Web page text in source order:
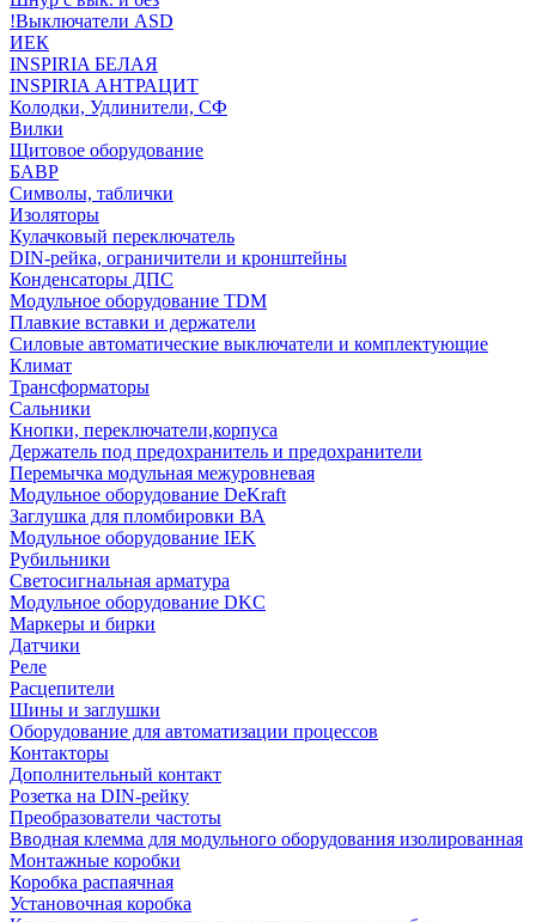
!Выключатели ASD
ИЕК
INSPIRIA БЕЛАЯ
INSPIRIA АНТРАЦИТ
Колодки, Удлинители, СФ
Вилки
Щитовое оборудование
БАВР
Символы, таблички
Изоляторы
Кулачковый переключатель
DIN-рейка, ограничители и кронштейны
Конденсаторы ДПС
Модульное оборудование TDM
Плавкие вставки и держатели
Силовые автоматические выключатели и комплектующие
Климат
Трансформаторы
Сальники
Кнопки, переключатели,корпуса
Держатель под предохранитель и предохранители
Перемычка модульная межуровневая
Модульное оборудование DeKraft
Заглушка для пломбировки ВА
Модульное оборудование IEK
Рубильники
Светосигнальная арматура
Модульное оборудование DKC
Маркеры и бирки
Датчики
Реле
Расцепители
Шины и заглушки
Оборудование для автоматизации процессов
Контакторы
Дополнительный контакт
Розетка на DIN-рейку
Преобразователи частоты
Вводная клемма для модульного оборудования изолированная
Монтажные коробки
Коробка распаячная
Установочная коробка